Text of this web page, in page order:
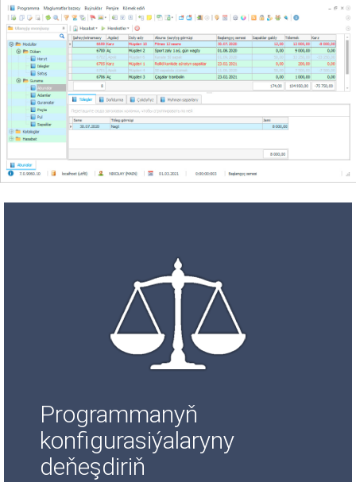
Programmanyň
konfigurasiýalaryny
deňeşdiriň